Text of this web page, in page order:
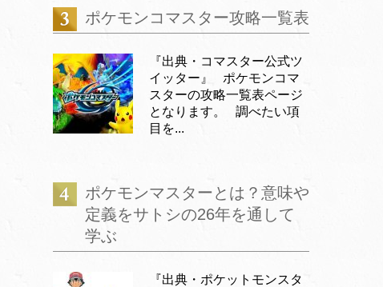
ポケモンコマスター攻略一覧表
『出典・コマスター公式ツ
イッター』 ポケモンコマ
スターの攻略一覧表ページ
となります。 調べたい項
目を...
ポケモンマスターとは？意味や
定義をサトシの26年を通して
学ぶ
『出典・ポケットモンスタ